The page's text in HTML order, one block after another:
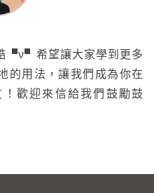
▝ν▘希望讓大家學到更多
的用法，讓我們成為你在
歡迎來信給我們鼓勵鼓